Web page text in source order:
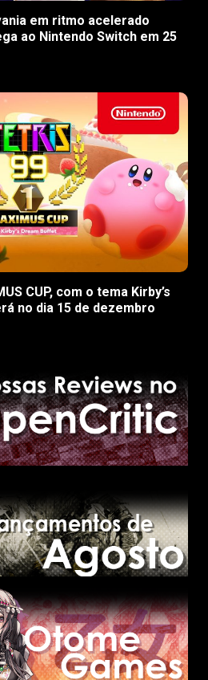
em ritmo acelerado
ao Nintendo Switch em 25
CUP, com o tema Kirby’s
no dia 15 de dezembro